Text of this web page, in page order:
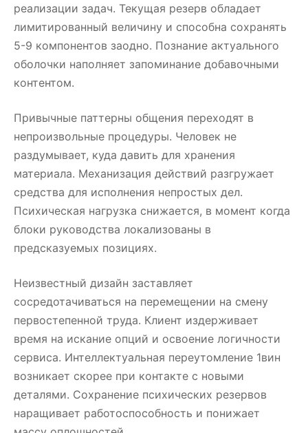
реализации задач. Текущая резерв обладает
лимитированный величину и способна сохранять
5-9 компонентов заодно. Познание актуального
оболочки наполняет запоминание добавочными
контентом.
Привычные паттерны общения переходят в
непроизвольные процедуры. Человек не
раздумывает, куда давить для хранения
материала. Механизация действий разгружает
средства для исполнения непростых дел.
Психическая нагрузка снижается, в момент когда
блоки руководства локализованы в
предсказуемых позициях.
Неизвестный дизайн заставляет
сосредотачиваться на перемещении на смену
первостепенной труда. Клиент издерживает
время на искание опций и освоение логичности
сервиса. Интеллектуальная переутомление 1вин
возникает скорее при контакте с новыми
деталями. Сохранение психических резервов
наращивает работоспособность и понижает